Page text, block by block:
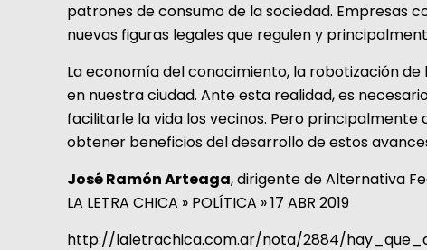
patrones de consumo de la sociedad. Empresas
nuevas figuras legales que regulen y
La economía del conocimiento, la robotización
en nuestra ciudad. Ante esta realidad, es
facilitarle la vida los vecinos. Pero
obtener beneficios del desarrollo de estos
José Ramón Arteaga, dirigente de Alternativa
LA LETRA CHICA » POLÍTICA » 17 ABR 2019
http://laletrachica.com.ar/nota/2884/